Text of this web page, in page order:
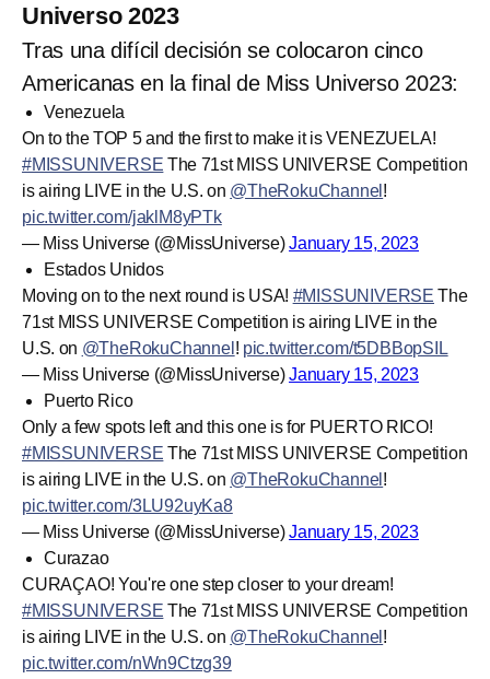
Universo 2023
Tras una difícil decisión se colocaron cinco
Americanas en la final de Miss Universo 2023:
Venezuela
On to the TOP 5 and the first to make it is VENEZUELA!
#MISSUNIVERSE The 71st MISS UNIVERSE Competition
is airing LIVE in the U.S. on @TheRokuChannel !
pic.twitter.com/jaklM8yPTk
— Miss Universe (@MissUniverse)January 15, 2023
Estados Unidos
Moving on to the next round is USA! #MISSUNIVERSE The
71st MISS UNIVERSE Competition is airing LIVE in the
U.S. on @TheRokuChannel ! pic.twitter.com/t5DBBopSIL
— Miss Universe (@MissUniverse)January 15, 2023
Puerto Rico
Only a few spots left and this one is for PUERTO RICO!
#MISSUNIVERSE The 71st MISS UNIVERSE Competition
is airing LIVE in the U.S. on @TheRokuChannel !
pic.twitter.com/3LU92uyKa8
— Miss Universe (@MissUniverse)January 15, 2023
Curazao
CURAÇAO! You're one step closer to your dream!
#MISSUNIVERSE The 71st MISS UNIVERSE Competition
is airing LIVE in the U.S. on @TheRokuChannel !
pic.twitter.com/nWn9Ctzg39